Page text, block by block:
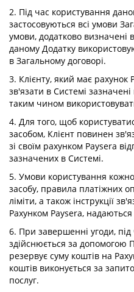
2. Під час користування
застосовуються всі умови
умови, додатково
даному Додатку
в Загальному договорі.
3. Клієнту, який має рахунок
зв'язати в Системі
таким чином
4. Для того, щоб
засобом, Клієнт повинен
зі своїм рахунком Paysera
зазначених в Системі.
5. Умови користування
засобу, правила платіжних
ліміти, а також інструкції
Рахунком Paysera, надаються
6. При завершенні угоди, під
здійснюється за допомогою
резервує суму коштів на
коштів виконується за
послуг.